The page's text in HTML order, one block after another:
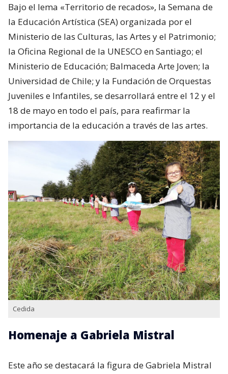
Bajo el lema «Territorio de recados», la Semana de
la Educación Artística (SEA) organizada por el
Ministerio de las Culturas, las Artes y el Patrimonio;
la Oficina Regional de la UNESCO en Santiago; el
Ministerio de Educación; Balmaceda Arte Joven; la
Universidad de Chile; y la Fundación de Orquestas
Juveniles e Infantiles, se desarrollará entre el 12 y el
18 de mayo en todo el país, para reafirmar la
importancia de la educación a través de las artes.
Cedida
Homenaje a Gabriela Mistral
Este año se destacará la figura de Gabriela Mistral